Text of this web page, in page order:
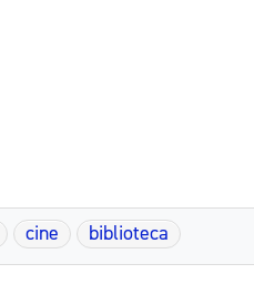
cine biblioteca